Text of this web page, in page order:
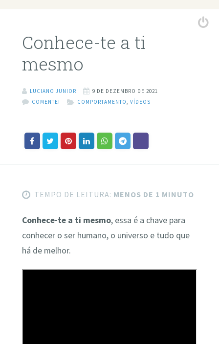
Conhece-te a ti
mesmo
LUCIANO JUNIOR
9 DE DEZEMBRO DE 2021
COMENTE!
COMPORTAMENTO VÍDEOS
TEMPO DE LEITURA: MENOS DE 1 MINUTO
Conhece-te a ti mesmo, essa é a chave para
conhecer o ser humano, o universo e tudo que
há de melhor.